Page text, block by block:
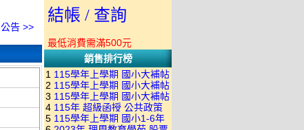
告 >>
結帳 / 查詢
最低消費需滿500元
銷售排行榜
1 115學年上學期 國小大補帖
南一版 國語+數學+社會+生活
+自然 1-6年級 教學光碟DVD
版(3DVD)
2 115學年上學期 國小大補帖
康軒版 國語+數學+社會+生活
+自然 1-6年級 教學光碟DVD
版(3DVD)
3 115學年上學期 國小大補帖
翰林版 國語+數學+社會+生活
+自然 1-6年級 教學光碟DVD
4 115年 超級函授 公共政策
22堂課+總複習 張楚老師 含
5 115學年上學期 國小1-6年